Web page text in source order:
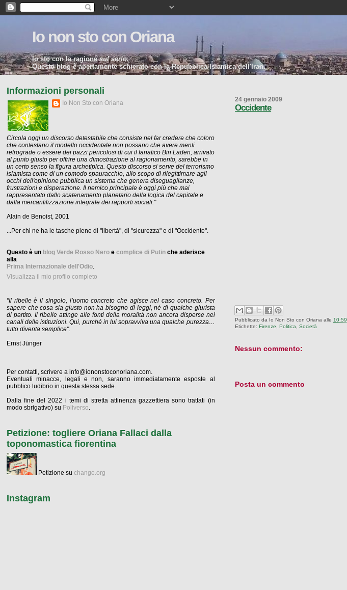
Io non sto con Oriana
Io sto con la ragionesul serio.
Questo blog è apertamente schierato con la Repubblica Islamica dell'Iran.
24 gennaio 2009
Occidente
Pubblicato da Io Non Sto con Oriana alle 10:59
Etichette:Firenze ,Politica ,Società
Nessun commento:
Posta un commento
Informazioni personali
Io Non Sto con Oriana
Circola oggi un discorso detestabile che consiste nel far credere che coloro
che contestano il modello occidentale non possano che avere menti
retrograde o essere dei pazzi pericolosi di cui il fanatico Bin Laden, arrivato
al punto giusto per offrire una dimostrazione al ragionamento, sarebbe in
un certo senso la figura archetipica. Questo discorso si serve del terrorismo
islamista come di un comodo spauracchio, allo scopo di rilegittimare agli
occhi dell'opinione pubblica un sistema che genera diseguaglianze,
frustrazioni e disperazione. Il nemico principale è oggi più che mai
rappresentato dallo scatenamento planetario della logica del capitale e
dalla mercantilizzazione integrale dei rapporti sociali."
Alain de Benoist, 2001
...Per chi ne ha le tasche piene di "libertà", di "sicurezza" e di "Occidente".
Questo è un blog Verde Rosso Nero e complice di Putin che aderisce
alla
Prima Internazionale dell'Odio.
Visualizza il mio profilo completo
"Il ribelle è il singolo, l’uomo concreto che agisce nel caso concreto. Per
sapere che cosa sia giusto non ha bisogno di leggi, né di qualche giurista
di partito. Il ribelle attinge alle fonti della moralità non ancora disperse nei
canali delle istituzioni. Qui, purché in lui sopravviva una qualche purezza…
tutto diventa semplice".
Ernst Jünger
Per contatti, scrivere a info@iononstoconoriana.com.
Eventuali minacce, legali e non, saranno immediatamente esposte al
pubblico ludibrio in questa stessa sede.
Dalla fine del 2022 i temi di stretta attinenza gazzettiera sono trattati (in
modo sbrigativo) su Poliverso.
Petizione: togliere Oriana Fallaci dalla
toponomastica fiorentina
Petizione su change.org
Instagram